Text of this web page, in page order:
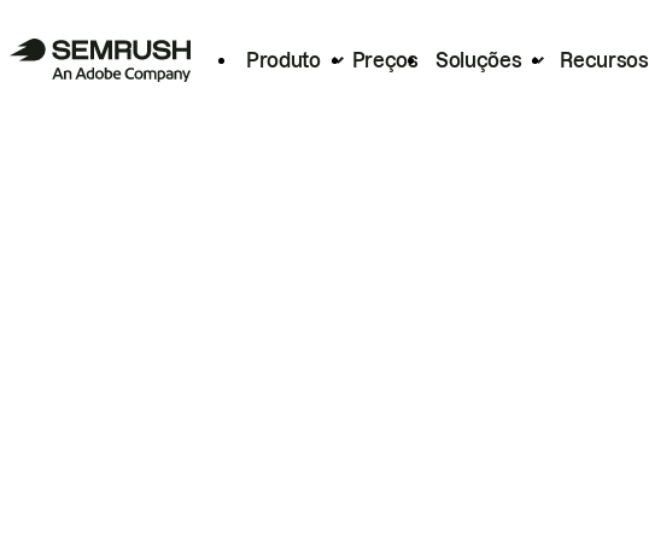
Produto Preços Soluções Recursos